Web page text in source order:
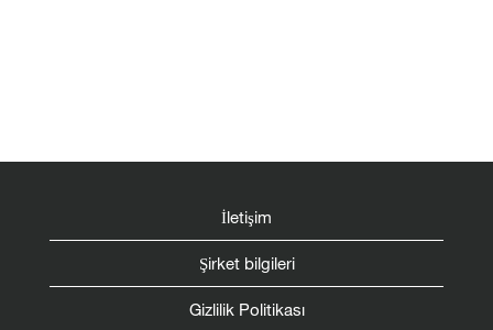
İletişim
Şirket bilgileri
Gizlilik Politikası